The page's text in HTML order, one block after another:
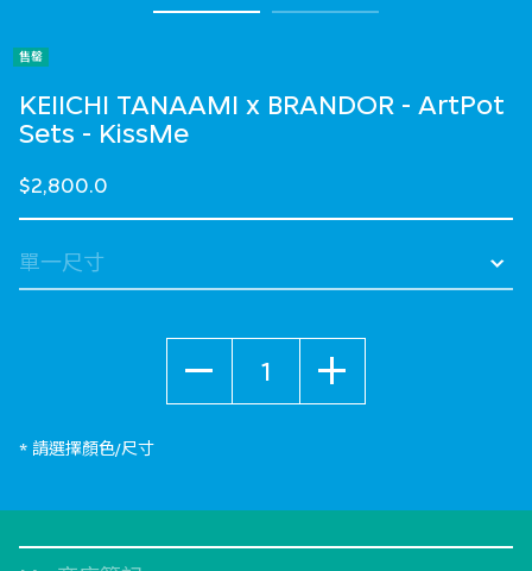
售罄
KEIICHI TANAAMI x BRANDOR - ArtPot
Sets - KissMe
$2,800.0
* 請選擇顏色/尺寸